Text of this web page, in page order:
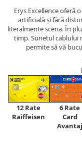
Erys Excellence oferă
artificială și fără
literalmente scena. În
timp. Sunetul cablului
permite să vă
12 Rate
Raiffeisen
6 Rate
Card
Avantaj